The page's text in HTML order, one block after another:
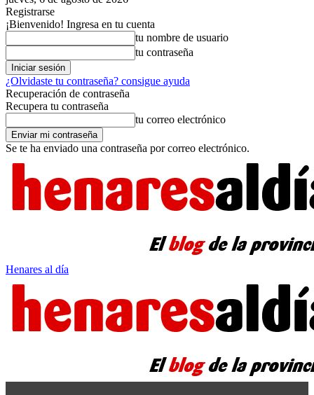
Registrarse
¡Bienvenido! Ingresa en tu cuenta
tu nombre de usuario
tu contraseña
¿Olvidaste tu contraseña? consigue ayuda
Recuperación de contraseña
Recupera tu contraseña
tu correo electrónico
Se te ha enviado una contraseña por correo electrónico.
Henares al día